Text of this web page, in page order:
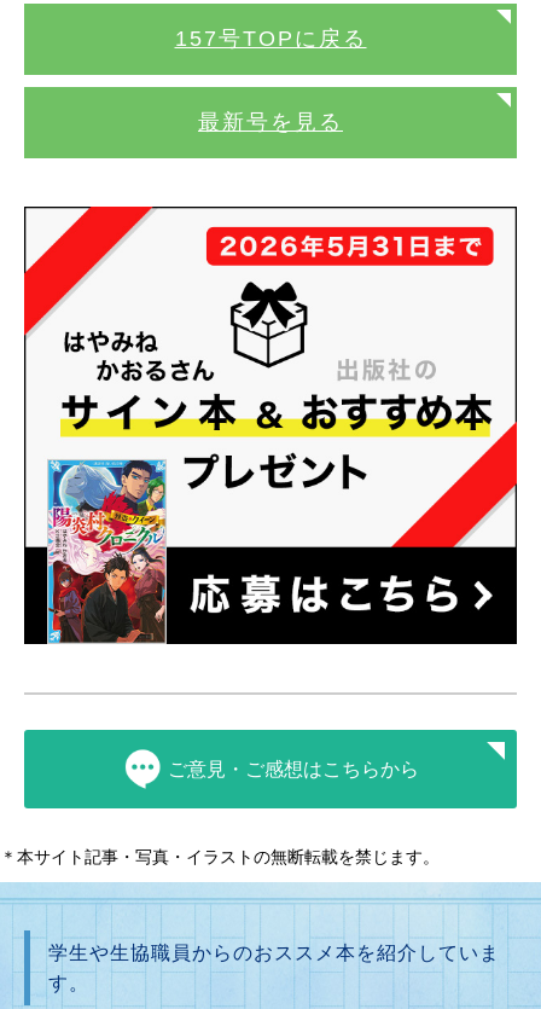
157号TOPに戻る
最新号を見る
ご意見・ご感想はこちらから
＊本サイト記事・写真・イラストの無断転載を禁じます。
学生や生協職員からのおススメ本を紹介していま
す。